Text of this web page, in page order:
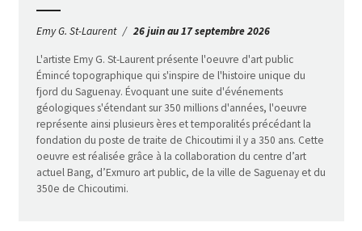
Emy G. St-Laurent 26 juin au 17 septembre 2026
L'artiste Emy G. St-Laurent présente l'oeuvre d'art public
Émincé topographique qui s'inspire de l'histoire unique du
fjord du Saguenay. Évoquant une suite d'événements
géologiques s'étendant sur 350 millions d'années, l'oeuvre
représente ainsi plusieurs ères et temporalités précédant la
fondation du poste de traite de Chicoutimi il y a 350 ans. Cette
oeuvre est réalisée grâce à la collaboration du centre d’art
actuel Bang, d’Exmuro art public, de la ville de Saguenay et du
350e de Chicoutimi.